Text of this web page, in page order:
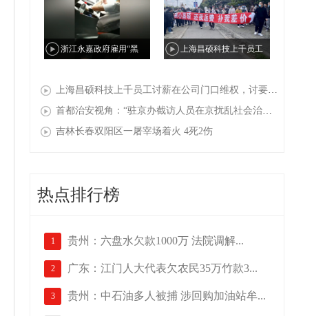
浙江永嘉政府雇用“黑
民，民众：国家信访局改“国
家截访黑帮局”
上海昌硕科技上千员工
求职补贴（返费），现场有
人被警察打伤，十多人被抓
走（二）
上海昌硕科技上千员工讨薪在公司门口维权，讨要求职补贴（返费），现场有人被警察打伤，十多人被抓走（一）
首都治安视角：“驻京办截访人员在京扰乱社会治安”事件背后
吉林长春双阳区一屠宰场着火 4死2伤
热点排行榜
1 贵州：六盘水欠款1000万 法院调解...
2 广东：江门人大代表欠农民35万竹款3...
3 贵州：中石油多人被捕 涉回购加油站牟...